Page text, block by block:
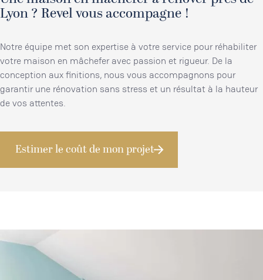
Lyon ? Revel vous accompagne !
Notre équipe met son expertise à votre service pour réhabiliter
votre maison en mâchefer avec passion et rigueur. De la
conception aux finitions, nous vous accompagnons pour
garantir une rénovation sans stress et un résultat à la hauteur
de vos attentes.
Estimer le coût de mon projet